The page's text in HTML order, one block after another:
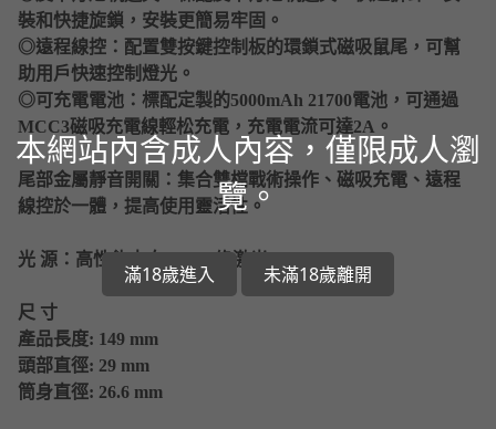
裝和快捷旋鎖，安裝更簡易牢固。
◎遠程線控：配置雙按鍵控制板的環鎖式磁吸鼠尾，可幫
助用戶快速控制燈光。
◎可充電電池：標配定製的5000mAh 21700電池，可通過
MCC3磁吸充電線輕松充電，充電電流可達2A。
尾部金屬靜音開關：集合雙檔戰術操作、磁吸充電、遠程
線控於一體，提高使用靈活性。
光 源 ： 高性能中白LED / 綠激光 <5mW
尺 寸
產品長度: 149 mm
頭部直徑: 29 mm
筒身直徑: 26.6 mm
本網站內含成人內容，僅限成人瀏
覽。
滿18歲進入 未滿18歲離開